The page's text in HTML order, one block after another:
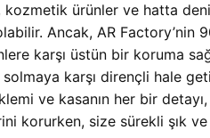
kozmetik ürünler ve hatta
Ancak, AR
karşı üstün bir koruma
karşı dirençli hale
ve kasanın her bir
korurken, size sürekli şık